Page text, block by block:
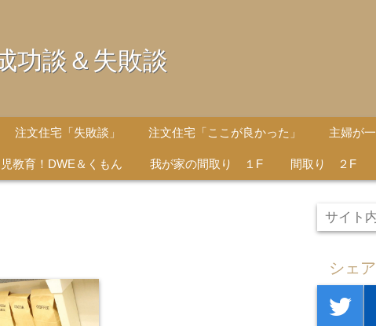
功談＆失敗談
注文住宅「失敗談」 注文住宅「ここが良かった」 主婦が
教育！DWE＆くもん 我が家の間取り １F 間取り ２F
シェ
twitter